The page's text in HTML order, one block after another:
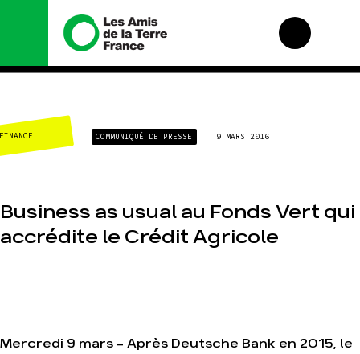
Nous connaître
Histoire
Valeurs
Équipes et
Je soutiens les Amis
de la Terre
Total, rendez-vous
Mode : une tendance
destructrice
Gaz au Mozambique,
CLIMAT-ÉNERGIE COMMUNIQUÉ DE PRESSE 9 MARS 2016
Business as usual au Fonds Vert qui
accrédite le Crédit Agricole
Mercredi 9 mars - Après Deutsche Bank en 2015, le